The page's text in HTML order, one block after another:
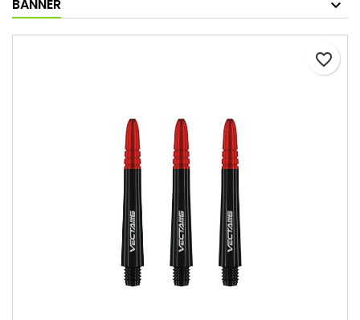
BANNER
favorite_border